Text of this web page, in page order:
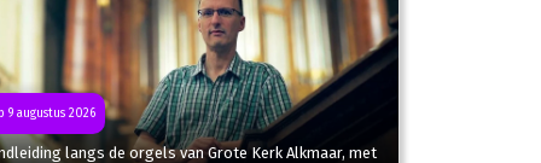
9 augustus 2026
langs de orgels van Grote Kerk Alkmaar, met